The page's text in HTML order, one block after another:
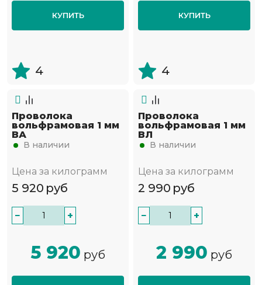
КУПИТЬ
4
КУПИТЬ
4
Проволока
вольфрамовая 1 мм
ВА
В наличии
Цена за килограмм
5 920 руб
− +
5 920 руб
Проволока
вольфрамовая 1 мм
ВЛ
В наличии
Цена за килограмм
2 990 руб
− +
2 990 руб